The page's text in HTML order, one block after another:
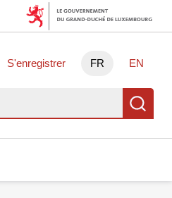
S'enregistrer FR EN